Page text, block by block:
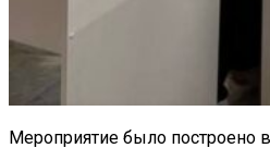
Мероприятие было построено